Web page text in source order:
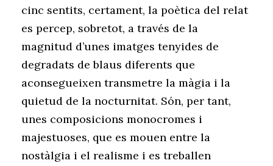
cinc sentits, certament, la poètica del relat
es percep, sobretot, a través de la
magnitud d’unes imatges tenyides de
degradats de blaus diferents que
aconsegueixen transmetre la màgia i la
quietud de la nocturnitat. Són, per tant,
unes composicions monocromes i
majestuoses, que es mouen entre la
nostàlgia i el realisme i es treballen